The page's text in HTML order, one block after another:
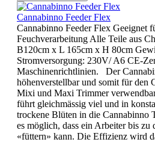
Cannabinno Feeder Flex
Cannabinno Feeder Flex Geeignet
Feuchverarbeitung Alle Teile aus
B120cm x L 165cm x H 80cm
Stromversorgung: 230V/ A6 CE-
Maschinenrichtlinien. Der
höhenverstellbar und somit für den
Mixi und Maxi Trimmer
führt gleichmässig viel und in
trockene Blüten in die Cannabinno
es möglich, dass ein Arbeiter bis zu
«füttern» kann. Die Effizienz wird